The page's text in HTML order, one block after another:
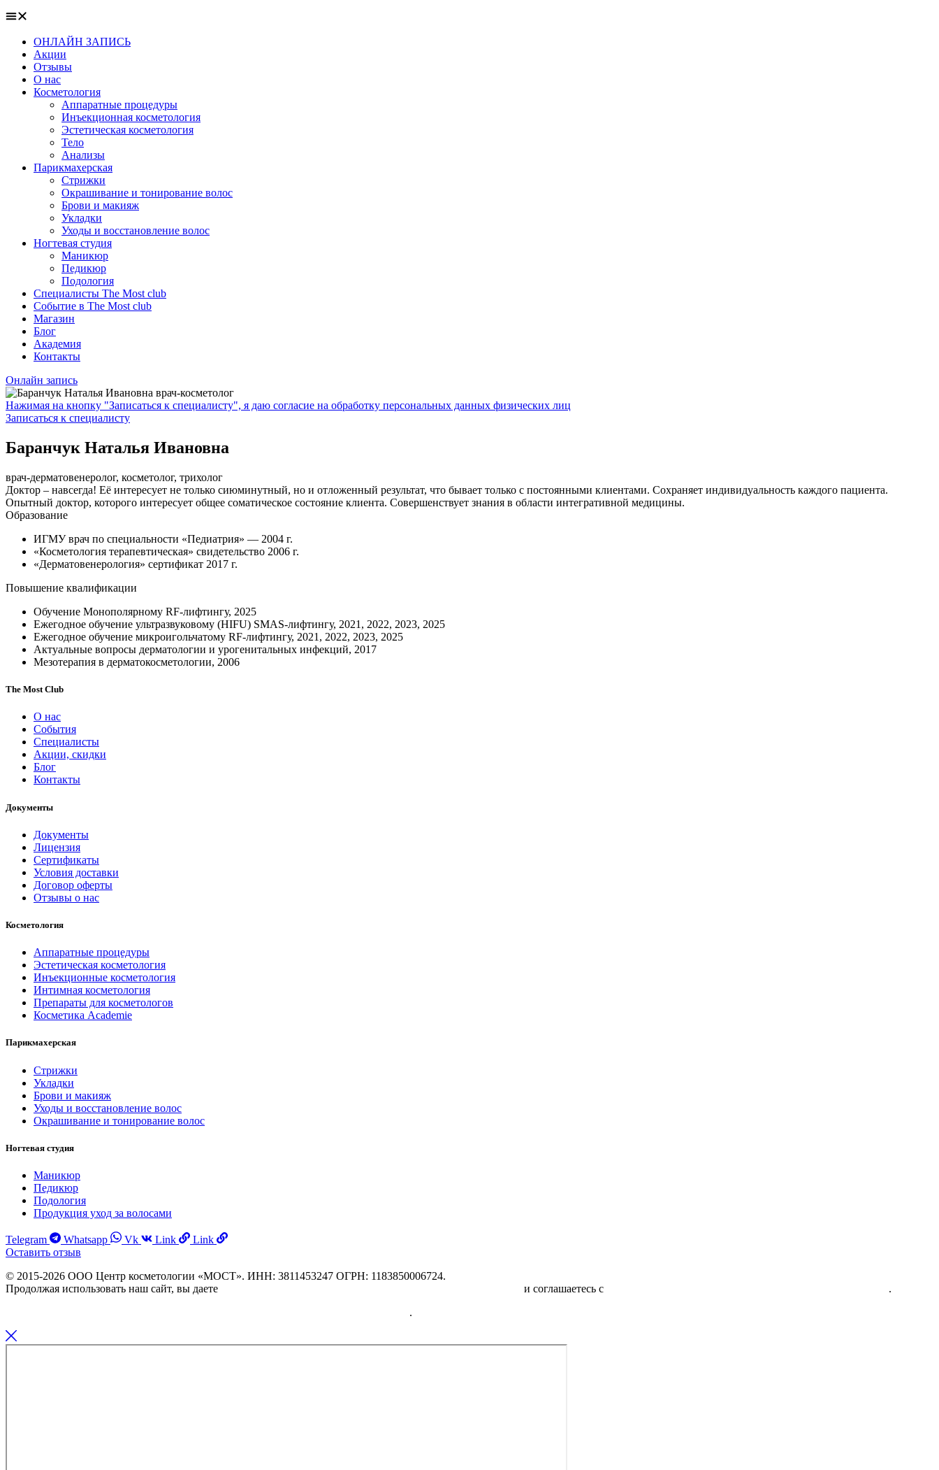
ОНЛАЙН ЗАПИСЬ
Акции
Отзывы
О нас
Косметология
Аппаратные процедуры
Инъекционная косметология
Эстетическая косметология
Тело
Анализы
Парикмахерская
Стрижки
Окрашивание и тонирование волос
Брови и макияж
Укладки
Уходы и восстановление волос
Ногтевая студия
Маникюр
Педикюр
Подология
Специалисты The Most club
Событие в The Most club
Магазин
Блог
Академия
Контакты
Онлайн запись
Нажимая на кнопку "Записаться к специалисту", я даю согласие на обработку персональных данных физических лиц
Записаться к специалисту
Баранчук Наталья Ивановна
врач-дерматовенеролог, косметолог, трихолог
Доктор – навсегда! Её интересует не только сиюминутный, но и отложенный результат, что бывает только с постоянными клиентами. Сохраняет индивидуальность каждого пациента.
Опытный доктор, которого интересует общее соматическое состояние клиента. Совершенствует знания в области интегративной медицины.
Образование
ИГМУ врач по специальности «Педиатрия» — 2004 г.
«Косметология терапевтическая» свидетельство 2006 г.
«Дерматовенерология» сертификат 2017 г.
Повышение квалификации
Обучение Монополярному RF-лифтингу, 2025
Ежегодное обучение ультразвуковому (HIFU) SMAS-лифтингу, 2021, 2022, 2023, 2025
Ежегодное обучение микроигольчатому RF-лифтингу, 2021, 2022, 2023, 2025
Актуальные вопросы дерматологии и урогенитальных инфекций, 2017
Мезотерапия в дерматокосметологии, 2006
The Most Club
О нас
События
Специалисты
Акции, скидки
Блог
Контакты
Документы
Документы
Лицензия
Сертификаты
Условия доставки
Договор оферты
Отзывы о нас
Косметология
Аппаратные процедуры
Эстетическая косметология
Инъекционные косметология
Интимная косметология
Препараты для косметологов
Косметика Academie
Парикмахерская
Стрижки
Укладки
Брови и макияж
Уходы и восстановление волос
Окрашивание и тонирование волос
Ногтевая студия
Маникюр
Педикюр
Подология
Продукция уход за волосами
Telegram Whatsapp Vk Link
Link
Оставить отзыв
© 2015-2026 ООО Центр косметологии «МОСТ». ИНН: 3811453247 ОГРН: 1183850006724.
Продолжая использовать наш сайт, вы даете
и соглашаетесь с
.
.